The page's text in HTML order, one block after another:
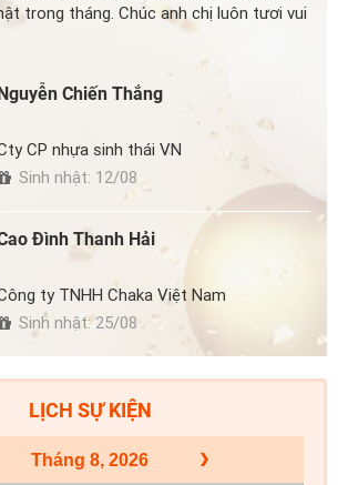
trong tháng. Chúc anh chị luôn tươi vui
Chiến Thắng
CP nhựa sinh thái VN
Sinh nhật: 12/08
Đình Thanh Hải
ty TNHH Chaka Việt Nam
Sinh nhật: 25/08
LỊCH SỰ KIỆN
Tháng 8, 2026